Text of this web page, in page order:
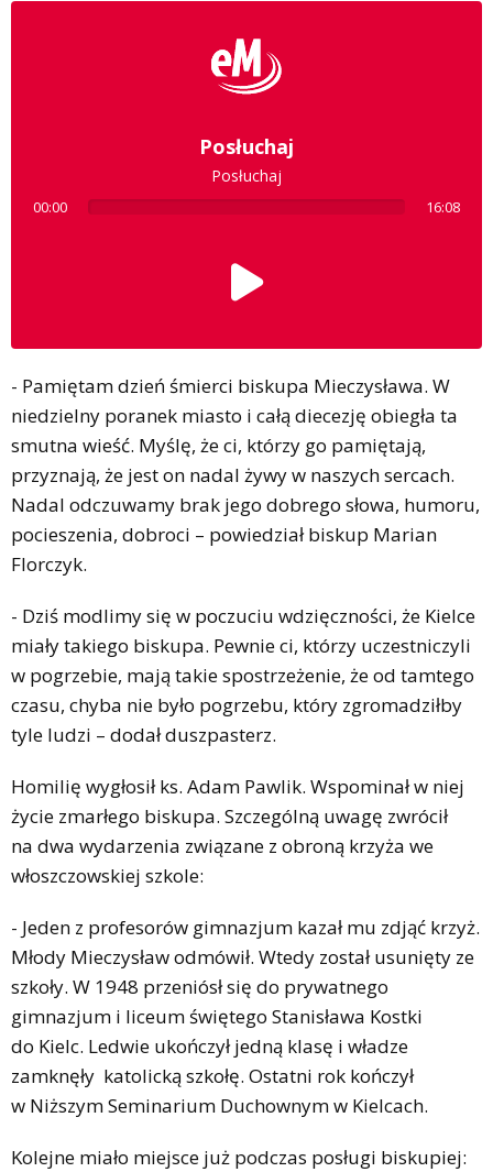
Posłuchaj
Posłuchaj
00:00 16:08
- Pamiętam dzień śmierci biskupa Mieczysława. W
niedzielny poranek miasto i całą diecezję obiegła ta
smutna wieść. Myślę, że ci, którzy go pamiętają,
przyznają, że jest on nadal żywy w naszych sercach.
Nadal odczuwamy brak jego dobrego słowa, humoru,
pocieszenia, dobroci – powiedział biskup Marian
Florczyk.
- Dziś modlimy się w poczuciu wdzięczności, że Kielce
miały takiego biskupa. Pewnie ci, którzy uczestniczyli
w pogrzebie, mają takie spostrzeżenie, że od tamtego
czasu, chyba nie było pogrzebu, który zgromadziłby
tyle ludzi – dodał duszpasterz.
Homilię wygłosił ks. Adam Pawlik. Wspominał w niej
życie zmarłego biskupa. Szczególną uwagę zwrócił
na dwa wydarzenia związane z obroną krzyża we
włoszczowskiej szkole:
- Jeden z profesorów gimnazjum kazał mu zdjąć krzyż.
Młody Mieczysław odmówił. Wtedy został usunięty ze
szkoły. W 1948 przeniósł się do prywatnego
gimnazjum i liceum świętego Stanisława Kostki
do Kielc. Ledwie ukończył jedną klasę i władze
zamknęły katolicką szkołę. Ostatni rok kończył
w Niższym Seminarium Duchownym w Kielcach.
Kolejne miało miejsce już podczas posługi biskupiej: